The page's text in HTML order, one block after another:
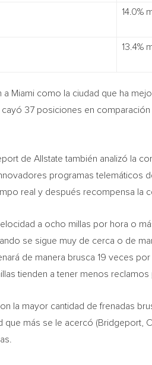
14.0%
13.4%
a Miami como la ciudad que ha
cayó 37 posiciones en
de Allstate también analizó la
programas telemáticos
real y después recompensa la
a ocho millas por hora o
se sigue muy de cerca o de
de manera brusca 19 veces
tienden a tener menos
la mayor cantidad de frenadas
que más se le acercó (Bridgeport,